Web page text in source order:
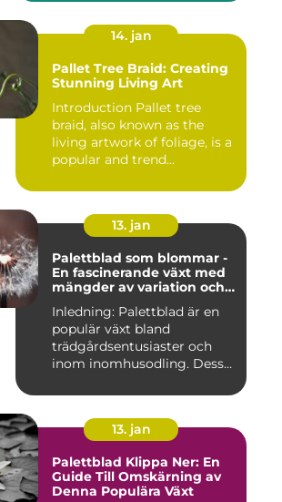
14. jan
Pallet Tree Braid: Creating
Stunning Living Art
Introduction Pallet tree
braid, also known as the
living artwork of foliage, is a
popular and trend...
13. jan
Palettblad som blommar -
En fascinerande växt med
mängder av variation och
Inledning: Palettblad är en
populär växt bland
trädgårdsentusiaster och
inom inomhusodling. Dess
13. jan
Palettblad Klippa Ner: En
Guide Till Omskärning av
Denna Populära Växt